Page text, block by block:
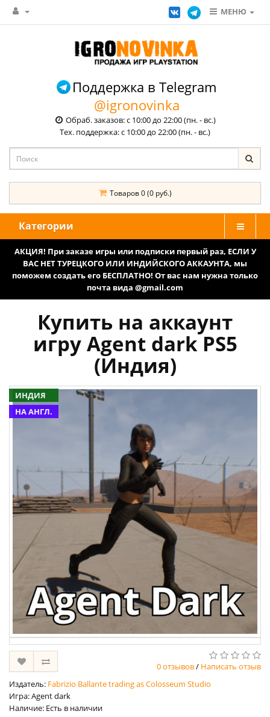
МЕНЮ
Поддержка в Telegram
@igronovinka
Обраб. заказов: с 10:00 до 22:00 (пн. - вс.)
Тех. поддержка: с 10:00 до 22:00 (пн. - вс.)
Товаров 0 (0 руб.)
Категории
АКЦИЯ! При заказе игры или подписки первый раз, ЕСЛИ У
ВАС НЕТ ТУРЕЦКОГО ИЛИ ИНДИЙСКОГО АККАУНТА, мы
поможем создать его БЕСПЛАТНО! От вас нам нужна только
почта вида @gmail.com
Купить на аккаунт
игру Agent dark PS5
(Индия)
ИНДИЯ
НА АНГЛ.
0 отзывов/ Написать отзыв
Издатель: Fabrizio Ballante trading as Colosseum Studio
Игра: Agent dark
Наличие: Есть в наличии